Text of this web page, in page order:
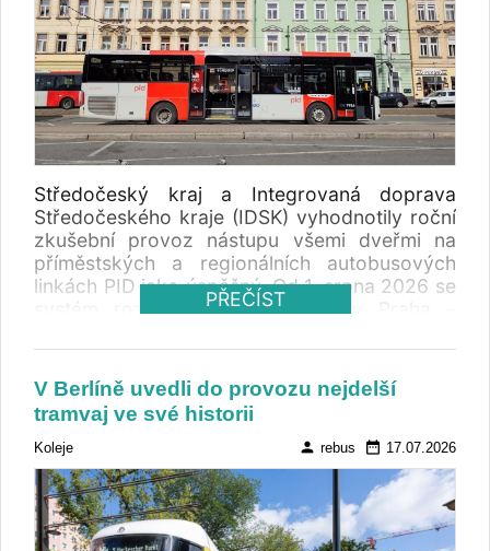
Středočeský kraj a Integrovaná doprava
Středočeského kraje (IDSK) vyhodnotily roční
zkušební provoz nástupu všemi dveřmi na
příměstských a regionálních autobusových
linkách PID jako úspěšný. Od 1. srpna 2026 se
systém rozšíří například na linky Praha –
linky na Brandýsku, Českobrodsku,
Nymbursku a Říčansku. Na dosavadních 122
linkách se nástup všemi dveřmi stane trvalou
součástí provozu. Projekt, který stojí na větší
důvěře v cestující a současně na posílené
přepravní kontrole, přinesl očekávané
zrychlení provozu, vyšší komfort cestování a
zároveň výrazně menší dopady na tržby, než
se původně předpokládalo.
PŘEČÍST
V Berlíně uvedli do provozu nejdelší
tramvaj ve své historii
Koleje person rebus date_range 17.07.2026